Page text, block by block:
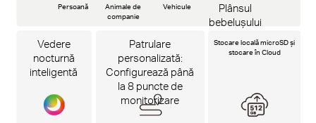
Persoană
Animale de
companie
Vehicule
Plânsul
bebelușului
Vedere
nocturnă
inteligentă
Patrulare
personalizată:
Configurează până
la 8 puncte de
monitorizare
Stocare locală microSD și
stocare în Cloud